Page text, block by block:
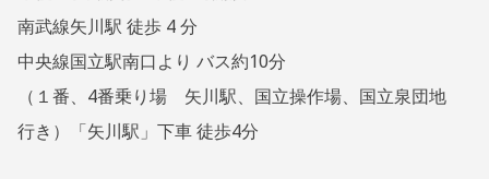
南武線矢川駅 徒歩 4 分
中央線国立駅南口より バス約10分
（１番、4番乗り場 矢川駅、国立操作場、国立泉団地
行き）「矢川駅」下車 徒歩4分